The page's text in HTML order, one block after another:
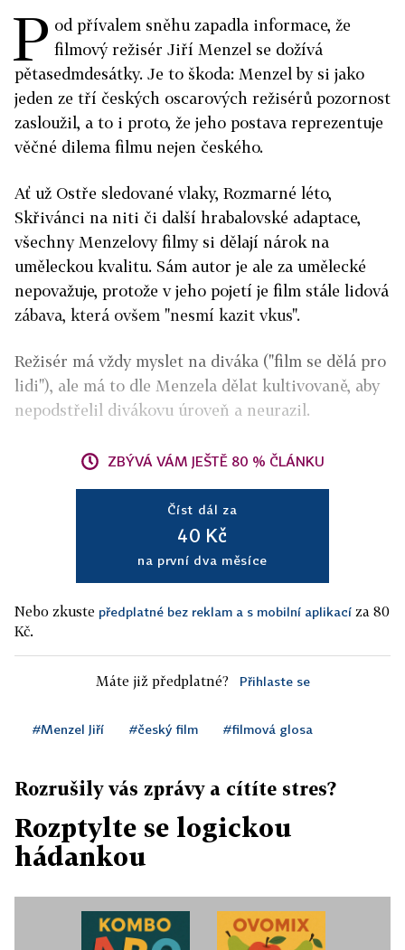
P od přívalem sněhu zapadla informace, že
filmový režisér Jiří Menzel se dožívá
pětasedmdesátky. Je to škoda: Menzel by si jako
jeden ze tří českých oscarových režisérů pozornost
zasloužil, a to i proto, že jeho postava reprezentuje
věčné dilema filmu nejen českého.
Ať už Ostře sledované vlaky, Rozmarné léto,
Skřivánci na niti či další hrabalovské adaptace,
všechny Menzelovy filmy si dělají nárok na
uměleckou kvalitu. Sám autor je ale za umělecké
nepovažuje, protože v jeho pojetí je film stále lidová
zábava, která ovšem "nesmí kazit vkus".
Režisér má vždy myslet na diváka ("film se dělá pro
lidi"), ale má to dle Menzela dělat kultivovaně, aby
nepodstřelil divákovu úroveň a neurazil.
ZBÝVÁ VÁM JEŠTĚ 80 % ČLÁNKU
Číst dál za
40 Kč
na první dva měsíce
Nebo zkuste předplatné bez reklam a s mobilní aplikací za 80
Kč.
Máte již předplatné? Přihlaste se
#Menzel Jiří #český film #filmová glosa
Rozrušily vás zprávy a cítíte stres?
Rozptylte se logickou
hádankou